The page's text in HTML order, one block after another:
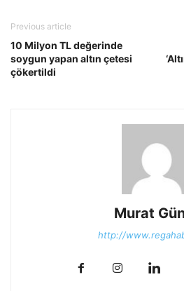
Previous article
10 Milyon TL değerinde
soygun yapan altın çetesi
çökertildi
Murat
http://